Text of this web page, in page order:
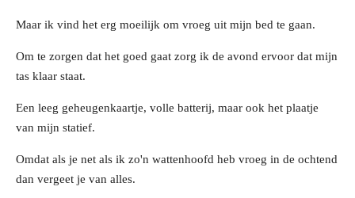
Maar ik vind het erg moeilijk om vroeg uit mijn bed te gaan.
Om te zorgen dat het goed gaat zorg ik de avond ervoor dat mijn
tas klaar staat.
Een leeg geheugenkaartje, volle batterij, maar ook het plaatje
van mijn statief.
Omdat als je net als ik zo'n wattenhoofd heb vroeg in de ochtend
dan vergeet je van alles.